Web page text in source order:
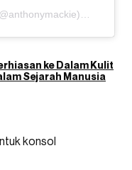
ke Dalam Kulit
Sejarah Manusia
konsol